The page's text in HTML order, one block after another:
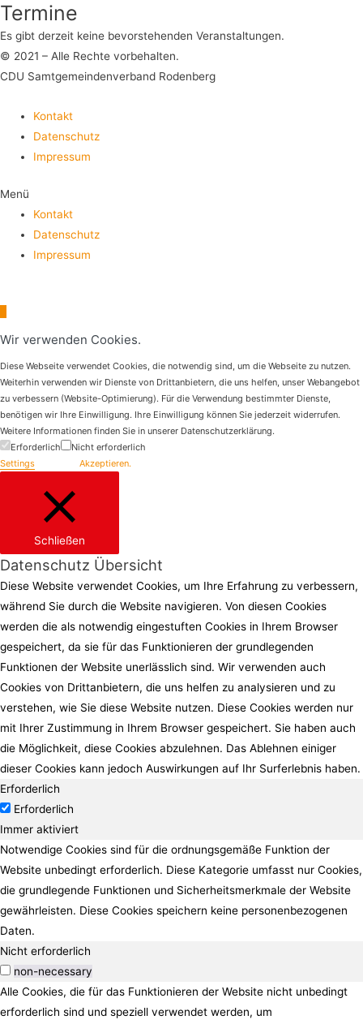
Termine
Es gibt derzeit keine bevorstehenden Veranstaltungen.
© 2021 – Alle Rechte vorbehalten.
CDU Samtgemeindenverband Rodenberg
Kontakt
Datenschutz
Impressum
Menü
Kontakt
Datenschutz
Impressum
Wir verwenden Cookies.
Diese Webseite verwendet Cookies, die notwendig sind, um die Webseite zu nutzen.
Weiterhin verwenden wir Dienste von Drittanbietern, die uns helfen, unser Webangebot
zu verbessern (Website-Optimierung). Für die Verwendung bestimmter Dienste,
benötigen wir Ihre Einwilligung. Ihre Einwilligung können Sie jederzeit widerrufen.
Weitere Informationen finden Sie in unserer Datenschutzerklärung.
Erforderlich
Nicht erforderlich
Settings
Akzeptieren.
Schließen
Datenschutz Übersicht
Diese Website verwendet Cookies, um Ihre Erfahrung zu verbessern,
während Sie durch die Website navigieren. Von diesen Cookies
werden die als notwendig eingestuften Cookies in Ihrem Browser
gespeichert, da sie für das Funktionieren der grundlegenden
Funktionen der Website unerlässlich sind. Wir verwenden auch
Cookies von Drittanbietern, die uns helfen zu analysieren und zu
verstehen, wie Sie diese Website nutzen. Diese Cookies werden nur
mit Ihrer Zustimmung in Ihrem Browser gespeichert. Sie haben auch
die Möglichkeit, diese Cookies abzulehnen. Das Ablehnen einiger
dieser Cookies kann jedoch Auswirkungen auf Ihr Surferlebnis haben.
Erforderlich
Erforderlich
Immer aktiviert
Notwendige Cookies sind für die ordnungsgemäße Funktion der
Website unbedingt erforderlich. Diese Kategorie umfasst nur Cookies,
die grundlegende Funktionen und Sicherheitsmerkmale der Website
gewährleisten. Diese Cookies speichern keine personenbezogenen
Daten.
Nicht erforderlich
non-necessary
Alle Cookies, die für das Funktionieren der Website nicht unbedingt
erforderlich sind und speziell verwendet werden, um